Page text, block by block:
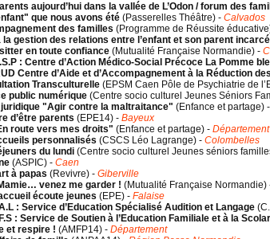
aujourd’hui dans la vallée de L’Odon / forum des
que nous avons été (Passerelles Théâtre) - Calvados
des familles (Programme de Réussite éducative
la gestion des relations entre l’enfant et son parent
en toute confiance (Mutualité Française Normandie) -
: Centre d’Action Médico-Social Précoce La Pomme
Centre d’Aide et d’Accompagnement à la Réduction
Transculturelle (EPSM Caen Pôle de Psychiatrie de
public numérique (Centre socio culturel Jeunes Séniors
juridique "Agir contre la maltraitance" (Enfance et partage) -
d’être parents (EPE14) - Bayeux
route vers mes droits" (Enfance et partage) - Département
personnalisés (CSCS Léo Lagrange) - Colombelles
du lundi (Centre socio culturel Jeunes séniors
(ASPIC) - Caen
à papas (Revivre) - Giberville
venez me garder ! (Mutualité Française Normandie)
écoute jeunes (EPE) - Falaise
: Service d’Education Spécialisé Audition et Langage (
: Service de Soutien à l’Education Familiale et à la
et respire ! (AMFP14) - Département